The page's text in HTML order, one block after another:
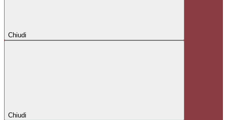
Chiudi
Chiudi